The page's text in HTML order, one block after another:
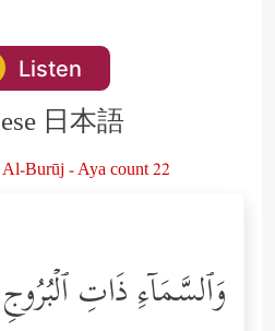
Listen
日本語
Burūj - Aya count 22
وَٱلسَّمَاۤءِ ذَاتِ ٱلۡبُرُوجِ